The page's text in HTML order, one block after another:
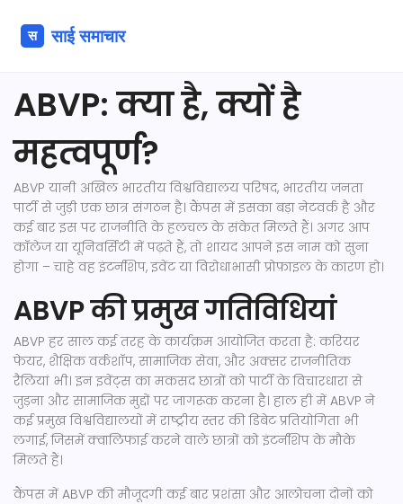
ABVP: क्या है, क्यों है
महत्वपूर्ण?
ABVP यानी अखिल भारतीय विश्वविद्यालय परिषद, भारतीय जनता
पार्टी से जुड़ी एक छात्र संगठन है। कैंपस में इसका बड़ा नेटवर्क है और
कई बार इस पर राजनीति के हलचल के संकेत मिलते हैं। अगर आप
कॉलेज या यूनिवर्सिटी में पढ़ते हैं, तो शायद आपने इस नाम को सुना
होगा – चाहे वह इंटर्नशिप, इवेंट या विरोधाभासी प्रोफ़ाइल के कारण हो।
ABVP की प्रमुख गतिविधियां
ABVP हर साल कई तरह के कार्यक्रम आयोजित करता है: करियर
फेयर, शैक्षिक वर्कशॉप, सामाजिक सेवा, और अक्सर राजनीतिक
रैलियां भी। इन इवेंट्स का मकसद छात्रों को पार्टी के विचारधारा से
जुड़ना और सामाजिक मुद्दों पर जागरूक करना है। हाल ही में ABVP ने
कई प्रमुख विश्वविद्यालयों में राष्ट्रीय स्तर की डिबेट प्रतियोगिता भी
लगाई, जिसमें क्वालिफाई करने वाले छात्रों को इंटर्नशिप के मौके
मिलते हैं।
कैंपस में ABVP की मौजूदगी कई बार प्रशंसा और आलोचना दोनों को